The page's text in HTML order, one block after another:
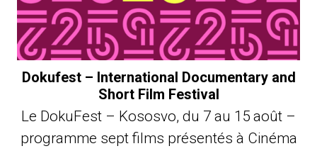
Dokufest – International Documentary and
Short Film Festival
Le DokuFest – Kososvo, du 7 au 15 août –
programme sept films présentés à Cinéma